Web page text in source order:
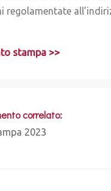
regolamentate
stampa >>
correlato:
2023